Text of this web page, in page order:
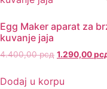
Egg Maker aparat za
kuvanje jaja
4.400,00рсд 1.290,00
Dodaj u korpu